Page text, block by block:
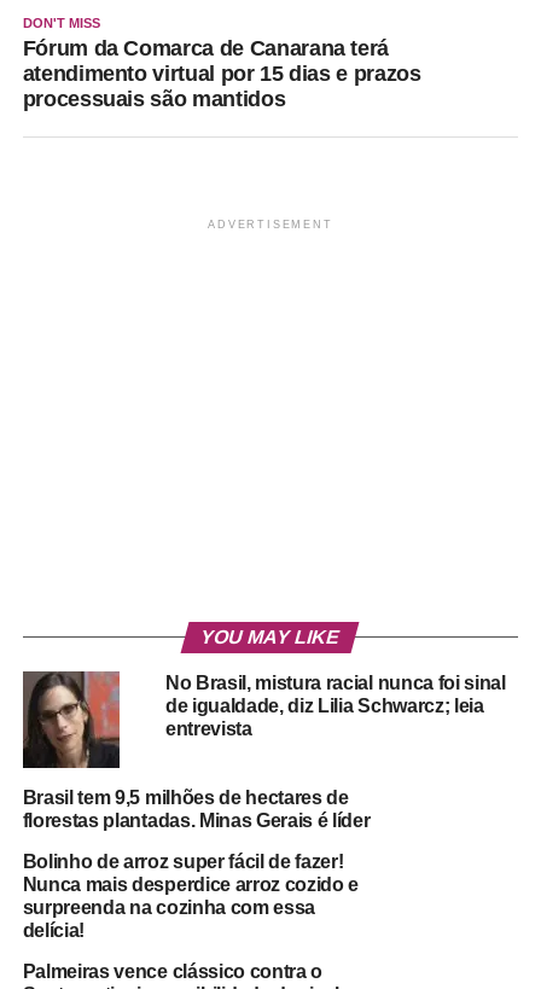
DON'T MISS
Fórum da Comarca de Canarana terá
atendimento virtual por 15 dias e prazos
processuais são mantidos
ADVERTISEMENT
YOU MAY LIKE
No Brasil, mistura racial nunca foi sinal
de igualdade, diz Lilia Schwarcz; leia
entrevista
Brasil tem 9,5 milhões de hectares de
florestas plantadas. Minas Gerais é líder
Bolinho de arroz super fácil de fazer!
Nunca mais desperdice arroz cozido e
surpreenda na cozinha com essa
delícia!
Palmeiras vence clássico contra o